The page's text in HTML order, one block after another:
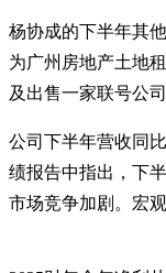
杨协成的下半年其
为广州房地产土地
及出售一家联号公
公司下半年营收同
绩报告中指出，下
市场竞争加剧。宏